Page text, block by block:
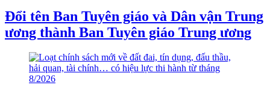
Đổi tên Ban Tuyên giáo và Dân vận Trung
ương thành Ban Tuyên giáo Trung ương